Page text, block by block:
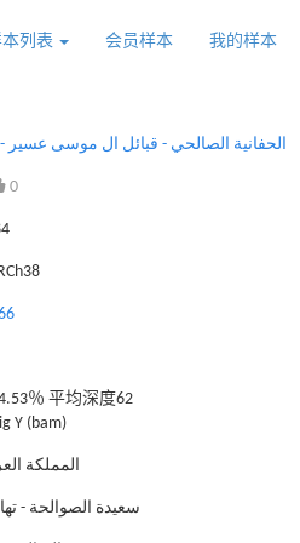
列表 会员样本 我的样本
IN94996 - الحفانية الصالحي - قبائل ال موسى عسير
0
％ 平均深度62
Y (bam)
المملكة
سعيدة الصوالحة -